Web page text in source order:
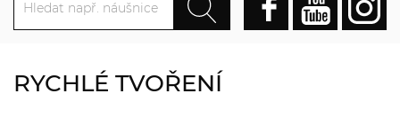
RYCHLÉ TVOŘENÍ